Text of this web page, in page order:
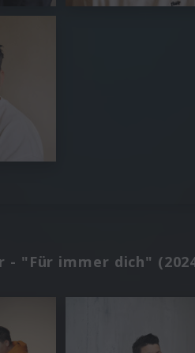
- "Für immer dich"